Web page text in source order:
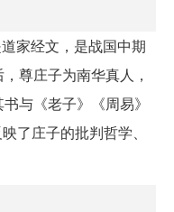
家经文，是战国中期
尊庄子为南华真人，
与《老子》《周易》
了庄子的批判哲学、